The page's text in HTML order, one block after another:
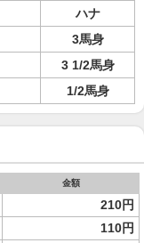
ハナ
3馬身
3 1/2馬身
1/2馬身
金額
210円
110円